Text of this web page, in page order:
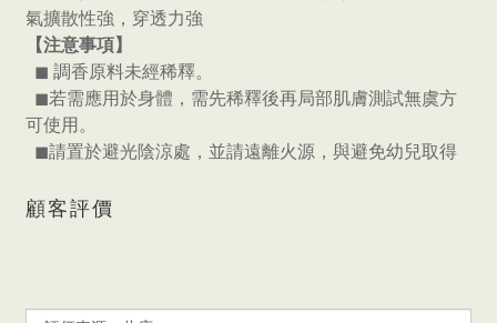
氣擴散性強，穿透力強
【注意事項】
◼ 調香原料未經稀釋。
◼若需應用於身體，需先稀釋後再局部肌膚測試無虞方
可使用。
◼請置於避光陰涼處，並請遠離火源，與避免幼兒取得
顧客評價